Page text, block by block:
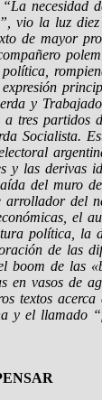
necesidad
vio la luz diez
de mayor
y
a tres partidos
Socialista.
y las derivas
del muro
arrollador del
el
política, la
de las
boom de las
en vasos de
textos
y el llamado